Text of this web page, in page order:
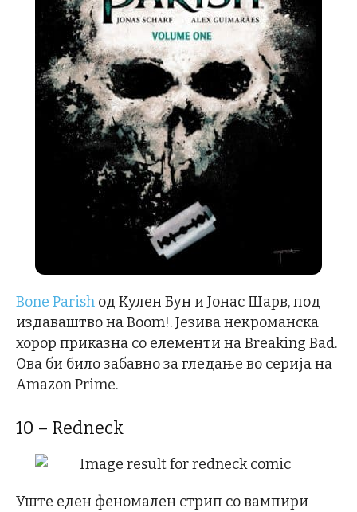
Bone Parish од Кулен Бун и Јонас Шарв, под
издаваштво на Boom!. Језива некроманска
хорор приказна со елементи на Breaking Bad.
Ова би било забавно за гледање во серија на
Amazon Prime.
10 – Redneck
Уште еден феномален стрип со вампири